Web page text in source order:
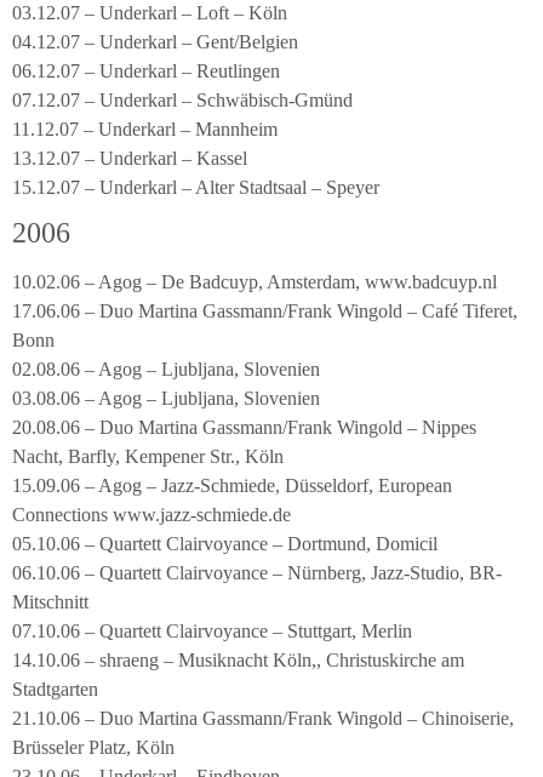
03.12.07 – Underkarl – Loft – Köln
04.12.07 – Underkarl – Gent/Belgien
06.12.07 – Underkarl – Reutlingen
07.12.07 – Underkarl – Schwäbisch-Gmünd
11.12.07 – Underkarl – Mannheim
13.12.07 – Underkarl – Kassel
15.12.07 – Underkarl – Alter Stadtsaal – Speyer
2006
10.02.06 – Agog – De Badcuyp, Amsterdam, www.badcuyp.nl
17.06.06 – Duo Martina Gassmann/Frank Wingold – Café Tiferet,
Bonn
02.08.06 – Agog – Ljubljana, Slovenien
03.08.06 – Agog – Ljubljana, Slovenien
20.08.06 – Duo Martina Gassmann/Frank Wingold – Nippes
Nacht, Barfly, Kempener Str., Köln
15.09.06 – Agog – Jazz-Schmiede, Düsseldorf, European
Connections www.jazz-schmiede.de
05.10.06 – Quartett Clairvoyance – Dortmund, Domicil
06.10.06 – Quartett Clairvoyance – Nürnberg, Jazz-Studio, BR-
Mitschnitt
07.10.06 – Quartett Clairvoyance – Stuttgart, Merlin
14.10.06 – shraeng – Musiknacht Köln,, Christuskirche am
Stadtgarten
21.10.06 – Duo Martina Gassmann/Frank Wingold – Chinoiserie,
Brüsseler Platz, Köln